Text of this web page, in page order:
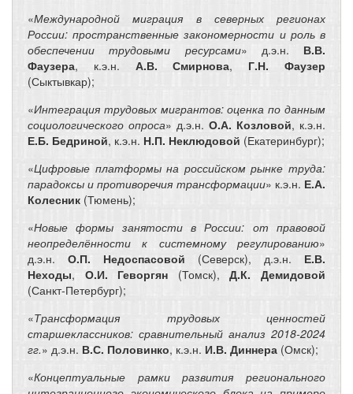
«Международной миграция в северных регионах
России: пространственные закономерности и роль в
обеспечении трудовыми ресурсами» д.э.н. В.В.
Фаузера, к.э.н. А.В. Смирнова, Г.Н. Фаузер
(Сыктывкар);
«Интеграция трудовых мигрантов: оценка по данным
социологического опроса» д.э.н. О.А. Козловой, к.э.н.
Е.Б. Бедриной, к.э.н. Н.П. Неклюдовой (Екатеринбург);
«Цифровые платформы на российском рынке труда:
парадоксы и противоречия трансформации» к.э.н. Е.А.
Колесник (Тюмень);
«Новые формы занятости в России: от правовой
неопределённости к системному регулированию»
д.э.н. О.П. Недоспасовой (Северск), д.э.н. Е.В.
Неходы, О.И. Геворгян (Томск),Д.К. Демидовой
(Санкт-Петербург);
«Трансформация трудовых ценностей
старшеклассников: сравнительный анализ 2018-2024
гг.» д.э.н. В.С. Половинко, к.э.н. И.В. Диннера (Омск);
«Концептуальные рамки развития регионального